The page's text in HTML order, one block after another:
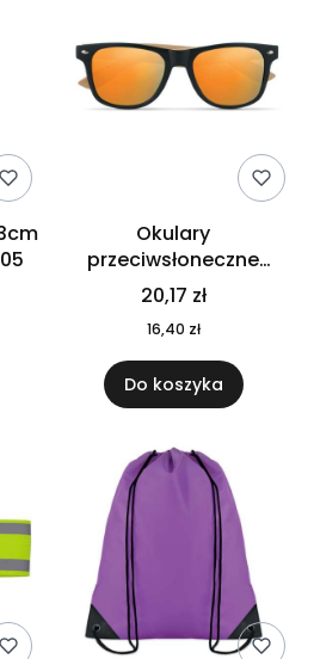
Okulary
przeciwsłoneczne
CALIFORNIA TOUCH
MO9617-10
20,17 zł
16,40 zł
Do koszyka